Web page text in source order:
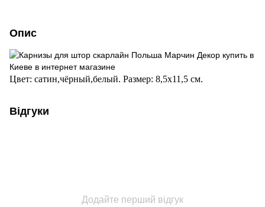
Опис
Цвет: сатин,чёрный,белый. Размер: 8,5х11,5 см.
Відгуки
Додайте перший відгук